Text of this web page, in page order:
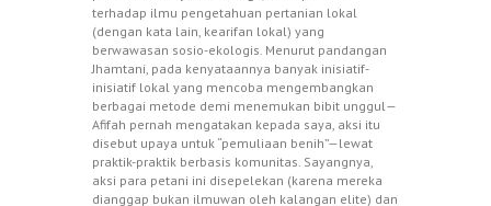
terhadap ilmu pengetahuan pertanian lokal
(dengan kata lain, kearifan lokal) yang
berwawasan sosio-ekologis. Menurut pandangan
Jhamtani, pada kenyataannya banyak inisiatif-
inisiatif lokal yang mencoba mengembangkan
berbagai metode demi menemukan bibit unggul—
Afifah pernah mengatakan kepada saya, aksi itu
disebut upaya untuk “pemuliaan benih”—lewat
praktik-praktik berbasis komunitas. Sayangnya,
aksi para petani ini disepelekan (karena mereka
dianggap bukan ilmuwan oleh kalangan elite) dan